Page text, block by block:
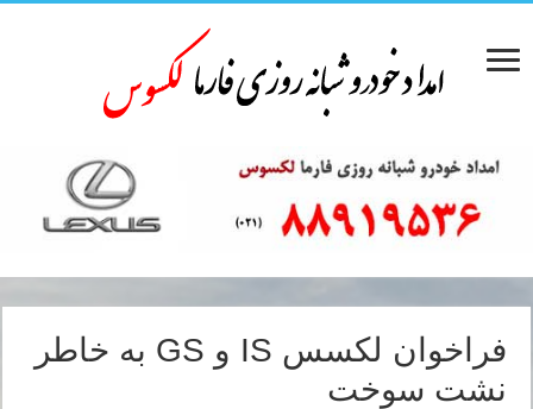
فراخوان لکسس IS و GS به خاطر
نشت سوخت